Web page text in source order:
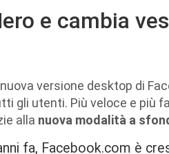
e cambia
versione desktop di
gli utenti. Più veloce e più
alla nuova modalità a
fa, Facebook.com è